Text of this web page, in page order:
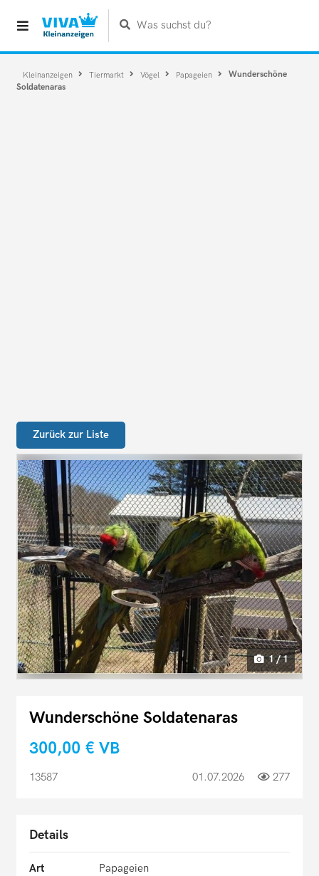
Was suchst du?
Kleinanzeigen Tiermarkt Vögel Papageien
Wunderschöne
Soldatenaras
Zurück zur Liste
1 / 1
Wunderschöne Soldatenaras
300,00 € VB
13587 01.07.2026 277
Details
Art
Papageien